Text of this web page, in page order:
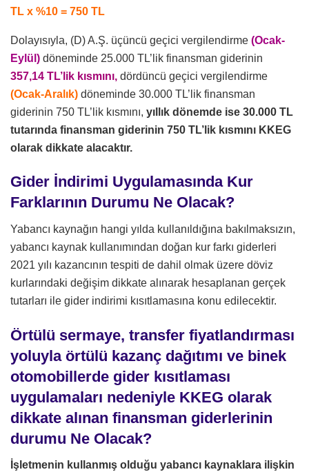
TL x %10 = 750 TL
Dolayısıyla, (D) A.Ş. üçüncü geçici vergilendirme (Ocak-
Eylül) döneminde 25.000 TL’lik finansman giderinin
357,14 TL’lik kısmını, dördüncü geçici vergilendirme
(Ocak-Aralık) döneminde 30.000 TL’lik finansman
giderinin 750 TL’lik kısmını, yıllık dönemde ise 30.000 TL
tutarında finansman giderinin 750 TL’lik kısmını KKEG
olarak dikkate alacaktır.
Gider İndirimi Uygulamasında Kur
Farklarının Durumu Ne Olacak?
Yabancı kaynağın hangi yılda kullanıldığına bakılmaksızın,
yabancı kaynak kullanımından doğan kur farkı giderleri
2021 yılı kazancının tespiti de dahil olmak üzere döviz
kurlarındaki değişim dikkate alınarak hesaplanan gerçek
tutarları ile gider indirimi kısıtlamasına konu edilecektir.
Örtülü sermaye, transfer fiyatlandırması
yoluyla örtülü kazanç dağıtımı ve binek
otomobillerde gider kısıtlaması
uygulamaları nedeniyle KKEG olarak
dikkate alınan finansman giderlerinin
durumu Ne Olacak?
İşletmenin kullanmış olduğu yabancı kaynaklara ilişkin